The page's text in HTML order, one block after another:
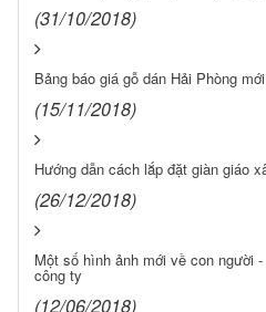
(31/10/2018)
Bảng báo giá gỗ dán Hải Phòng
(15/11/2018)
Hướng dẫn cách lắp đặt giàn giáo
(26/12/2018)
Một số hình ảnh mới về con người
công ty
(12/06/2018)